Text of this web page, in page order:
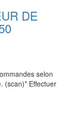
DE
selon
(scan)* Effectuer